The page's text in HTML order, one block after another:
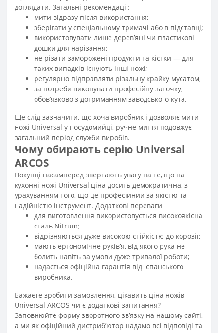
доглядати. Загальні рекомендації:
мити відразу після використання;
зберігати у спеціальному тримачі або в підставці;
використовувати лише дерев’яні чи пластикові
дошки для нарізання;
не різати заморожені продукти та кістки — для
таких випадків існують інші ножі;
регулярно підправляти різальну крайку мусатом;
за потреби виконувати професійну заточку,
обов’язково з дотриманням заводського кута.
Ще слід зазначити, що хоча виробник і дозволяє мити
ножі Universal у посудомийці, ручне миття подовжує
загальний період служби виробів.
Чому обирають серію Universal
ARCOS
Покупці насамперед звертають увагу на те, що на
кухонні ножі Universal ціна досить демократична, з
урахуванням того, що це професійний за якістю та
надійністю інструмент. Додаткові переваги:
для виготовлення використовується високоякісна
сталь Nitrum;
відрізняються дуже високою стійкістю до корозії;
мають ергономічне руків’я, від якого рука не
болить навіть за умови дуже тривалої роботи;
надається офіційна гарантія від іспанського
виробника.
Бажаєте зробити замовлення, цікавить ціна ножів
Universal ARCOS чи є додаткові запитання?
Заповнюйте форму зворотного зв’язку на нашому сайті,
а ми як офіційний дистриб’ютор надамо всі відповіді та